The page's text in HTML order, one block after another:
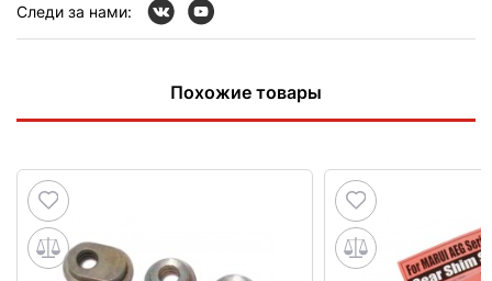
Следи за нами:
Похожие товары